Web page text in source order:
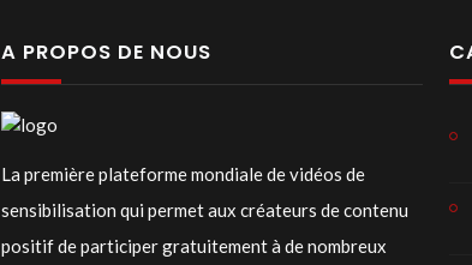
A PROPOS DE NOUS
La première plateforme mondiale de vidéos de
sensibilisation qui permet aux créateurs de contenu
positif de participer gratuitement à de nombreux